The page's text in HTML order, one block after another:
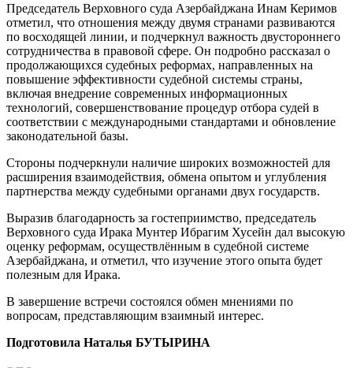
Председатель Верховного суда Азербайджана Инам Керимов
отметил, что отношения между двумя странами развиваются
по восходящей линии, и подчеркнул важность двустороннего
сотрудничества в правовой сфере. Он подробно рассказал о
продолжающихся судебных реформах, направленных на
повышение эффективности судебной системы страны,
включая внедрение современных информационных
технологий, совершенствование процедур отбора судей в
соответствии с международными стандартами и обновление
законодательной базы.
Стороны подчеркнули наличие широких возможностей для
расширения взаимодействия, обмена опытом и углубления
партнерства между судебными органами двух государств.
Выразив благодарность за гостеприимство, председатель
Верховного суда Ирака Мунтер Ибрагим Хусейн дал высокую
оценку реформам, осуществлённым в судебной системе
Азербайджана, и отметил, что изучение этого опыта будет
полезным для Ирака.
В завершение встречи состоялся обмен мнениями по
вопросам, представляющим взаимный интерес.
Подготовила Наталья БУТЫРИНА